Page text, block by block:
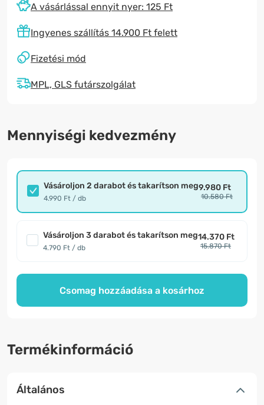
A vásárlással ennyit nyer: 125 Ft
Ingyenes szállítás 14.900 Ft felett
Fizetési mód
MPL, GLS futárszolgálat
Mennyiségi kedvezmény
Vásároljon 2 darabot és takarítson meg
4.990 Ft / db
9.980 Ft
10.580 Ft
Vásároljon 3 darabot és takarítson meg
4.790 Ft / db
14.370 Ft
15.870 Ft
Csomag hozzáadása a kosárhoz
Termékinformáció
Általános